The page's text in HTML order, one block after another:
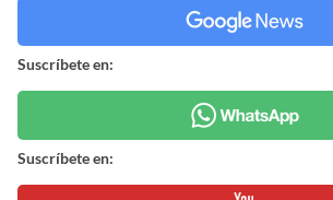
Suscríbete en:
Suscríbete en: